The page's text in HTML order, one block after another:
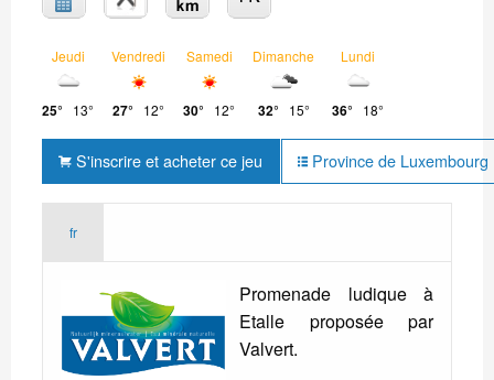
Jeudi
25° 13°
Vendredi
27° 12°
Samedi
30° 12°
Dimanche
32° 15°
Lundi
36° 18°
S'inscrire et acheter ce jeu Province de
fr
Promenade ludique à
Etalle proposée par
Valvert.